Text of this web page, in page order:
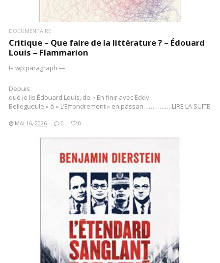
DOCUMENTAIRE
Critique – Que faire de la littérature ? – Édouard
Louis – Flammarion
!– wp:paragraph —
Depuis
que je lis Édouard Louis, de « En finir avec Eddy
Bellegueule » à « L’Effondrement » en passan…………….LIRE LA SUITE
MAI 16, 2026 0 0
LIRE LA SUITE